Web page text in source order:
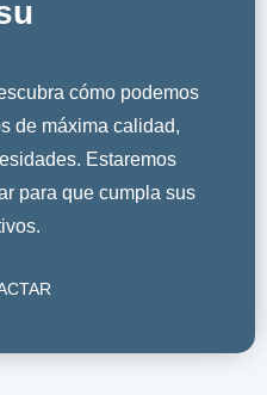
cómo podemos
de máxima calidad,
Estaremos
para que cumpla sus